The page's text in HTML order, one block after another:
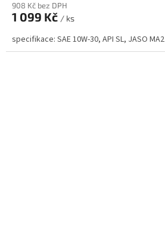
908 Kč bez DPH
1 099 Kč / ks
specifikace: SAE 10W-30, API SL, JASO MA2